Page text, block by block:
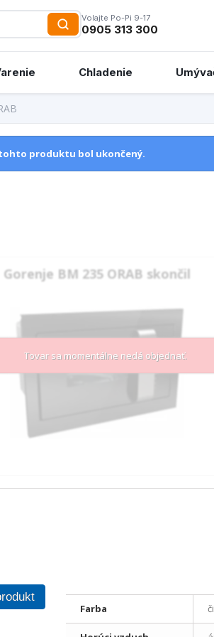
Volajte Po-Pi 9-17
0905 313 300
Chladenie
produktu bol ukončený.
Gorenje BM 235 ORAB skončil
Tovar sa momentálne nedá objednať.
Farba